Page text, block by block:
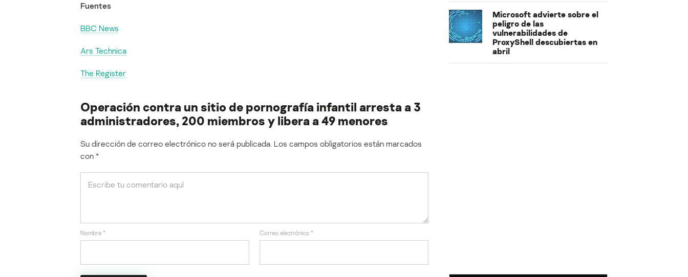
Fuentes
BBC News
Ars Technica
The Register
Operación contra un sitio de pornografía infantil arresta a 3
administradores, 200 miembros y libera a 49 menores
Su dirección de correo electrónico no será publicada. Los campos obligatorios están marcados
con *
Nombre * Correo electrónico *
Microsoft advierte sobre el
peligro de las
vulnerabilidades de
ProxyShell descubiertas en
abril